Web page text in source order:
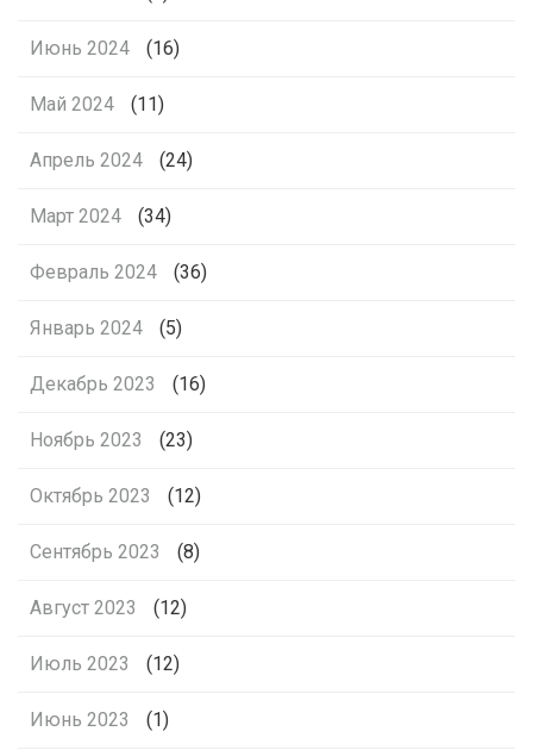
Июнь 2024 (16)
Май 2024 (11)
Апрель 2024 (24)
Март 2024 (34)
Февраль 2024 (36)
Январь 2024 (5)
Декабрь 2023 (16)
Ноябрь 2023 (23)
Октябрь 2023 (12)
Сентябрь 2023 (8)
Август 2023 (12)
Июль 2023 (12)
Июнь 2023 (1)